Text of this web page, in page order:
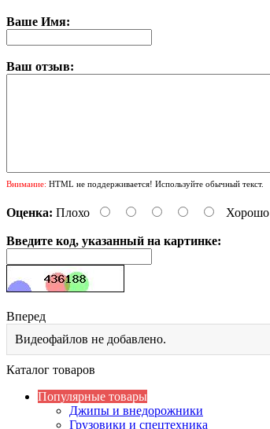
Ваше Имя:
Ваш отзыв:
Внимание: HTML не поддерживается! Используйте обычный текст.
Оценка: Плохо Хорошо
Введите код, указанный на картинке:
Вперед
Видеофайлов не добавлено.
Каталог товаров
Популярные товары
Джипы и внедорожники
Грузовики и спецтехника